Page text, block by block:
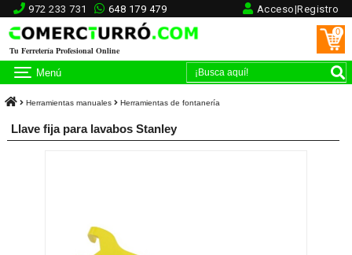
972 233 731 648 179 479 Acceso|Registro
Tu Ferretería Profesional Online
0
Menú
Herramientas manuales Herramientas de fontanería
Llave fija para lavabos Stanley